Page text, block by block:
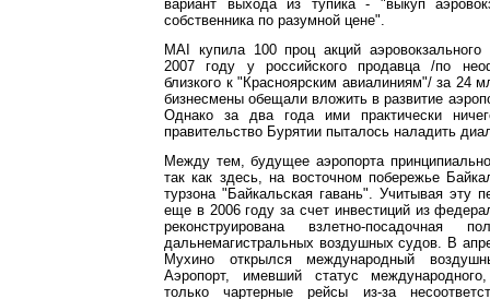
вариант выхода из тупика - "выкуп
собственника по разумной цене".
MAI купила 100 проц акций
2007 году у российского продавца /по
близкого к "Красноярским авиалиниям"/ за 24
бизнесмены обещали вложить в развитие
Однако за два года ими практически
правительство Бурятии пыталось наладить
Между тем, будущее аэропорта
так как здесь, на восточном побережье
турзона "Байкальская гавань". Учитывая эту
еще в 2006 году за счет инвестиций из
реконструирована взлетно-посадочная
дальнемагистральных воздушных судов. В
Мухино открылся международный
Аэропорт, имевший статус
только чартерные рейсы из-за